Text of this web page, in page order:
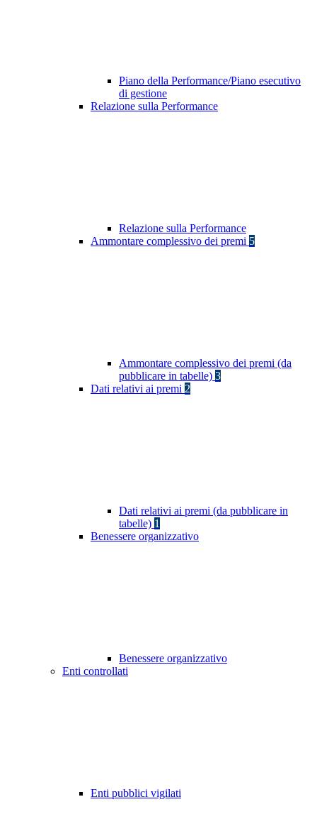
Piano della Performance/Piano esecutivo
di gestione
Relazione sulla Performance
Relazione sulla Performance
Ammontare complessivo dei premi 5
Ammontare complessivo dei premi (da
pubblicare in tabelle) 3
Dati relativi ai premi 2
Dati relativi ai premi (da pubblicare in
tabelle) 1
Benessere organizzativo
Benessere organizzativo
Enti controllati
Enti pubblici vigilati